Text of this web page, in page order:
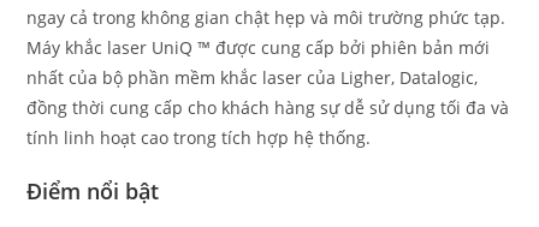
ngay cả trong không gian chật hẹp và môi trường phức tạp.
Máy khắc laser UniQ ™ được cung cấp bởi phiên bản mới
nhất của bộ phần mềm khắc laser của Ligher, Datalogic,
đồng thời cung cấp cho khách hàng sự dễ sử dụng tối đa và
tính linh hoạt cao trong tích hợp hệ thống.
Điểm nổi bật